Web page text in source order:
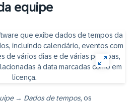
equipe
→ Dados de tempos, os